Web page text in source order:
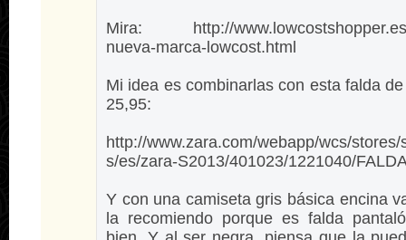
Mira: http://www.lowcostshopper.es/
nueva-marca-lowcost.html
Mi idea es combinarlas con esta falda
25,95:
http://www.zara.com/webapp/wcs/
s/es/zara-S2013/401023/1221040/
Y con una camiseta gris básica encina
la recomiendo porque es falda